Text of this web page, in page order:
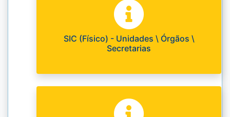
SIC (Físico) - Unidades \ Órgãos \
Secretarias